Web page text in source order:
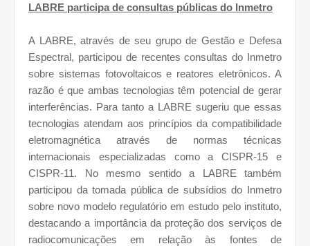
LABRE participa de consultas públicas do Inmetro
A LABRE, através de seu grupo de Gestão e Defesa
Espectral, participou de recentes consultas do Inmetro
sobre sistemas fotovoltaicos e reatores eletrônicos. A
razão é que ambas tecnologias têm potencial de gerar
interferências. Para tanto a LABRE sugeriu que essas
tecnologias atendam aos princípios da compatibilidade
eletromagnética através de normas técnicas
internacionais especializadas como a CISPR-15 e
CISPR-11. No mesmo sentido a LABRE também
participou da tomada pública de subsídios do Inmetro
sobre novo modelo regulatório em estudo pelo instituto,
destacando a importância da proteção dos serviços de
radiocomunicações em relação às fontes de